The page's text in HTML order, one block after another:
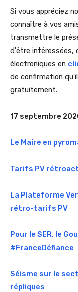
Si vous appréciez
connaître à vos
transmettre le
d'être intéressées,
électroniques en
de confirmation
gratuitement.
17 septembre
Le Maire en
Tarifs PV
La Plateforme
rétro-tarifs PV
Pour le SER, le
#FranceDéfiance
Séisme sur le
répliques